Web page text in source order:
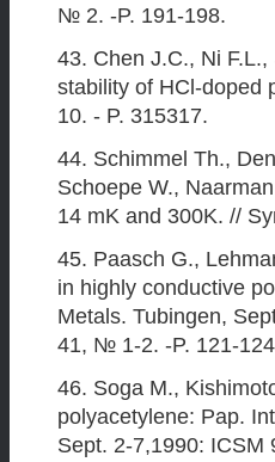
№ 2. -P. 191-198.
43. Chen J.C., Ni
stability of HCl-doped
10. - P. 315317.
44. Schimmel Th.,
Schoepe W.,
14 mK and 300K. //
45. Paasch G.,
in highly conductive
Metals. Tubingen,
41, № 1-2. -P. 121-124
46. Soga M.,
polyacetylene: Pap.
Sept. 2-7,1990: